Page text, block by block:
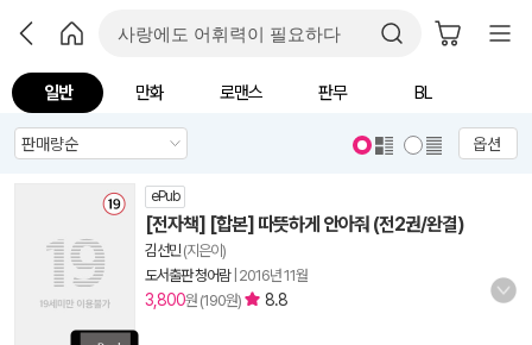
일반 만화 로맨스 판무 BL
옵션
ePub
[전자책] [합본] 따뜻하게 안아줘 (전2권/완결)
김선민(지은이)
도서출판 청어람| 2016년 11월
3,800원 (190원) 8.8